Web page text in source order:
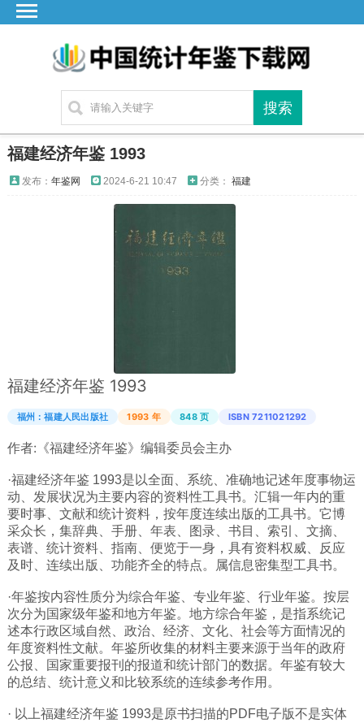
江苏
广西
西藏
上海
山西
黑龙江
吉林
辽宁
河北
内蒙
青海
新疆
天津
福建经济年鉴 1993
发布： 年鉴网 2024-6-21 10:47 分类： 福建
福建经济年鉴 1993
福州：福建人民出版社 1993 年 848 页 ISBN 7211021292
作者: 《福建经济年鉴》编辑委员会主办
·福建经济年鉴 1993是以全面、系统、准确地记述年度事物运
动、发展状况为主要内容的资料性工具书。汇辑一年内的重
要时事、文献和统计资料，按年度连续出版的工具书。它博
采众长，集辞典、手册、年表、图录、书目、索引、文摘、
表谱、统计资料、指南、便览于一身，具有资料权威、反应
及时、连续出版、功能齐全的特点。属信息密集型工具书。
·年鉴按内容性质分为综合年鉴、专业年鉴、行业年鉴。按层
次分为国家级年鉴和地方年鉴。地方综合年鉴，是指系统记
述本行政区域自然、政治、经济、文化、社会等方面情况的
年度资料性文献。年鉴所收集的材料主要来源于当年的政府
公报、国家重要报刊的报道和统计部门的数据。年鉴有较大
的总结、统计意义和比较系统的连续参考作用。
· 以上福建经济年鉴 1993是原书扫描的PDF电子版不是实体